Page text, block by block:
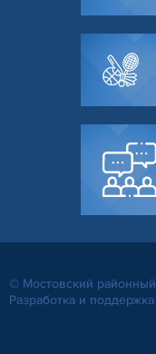
© Мостовский
Разработка и поддержка